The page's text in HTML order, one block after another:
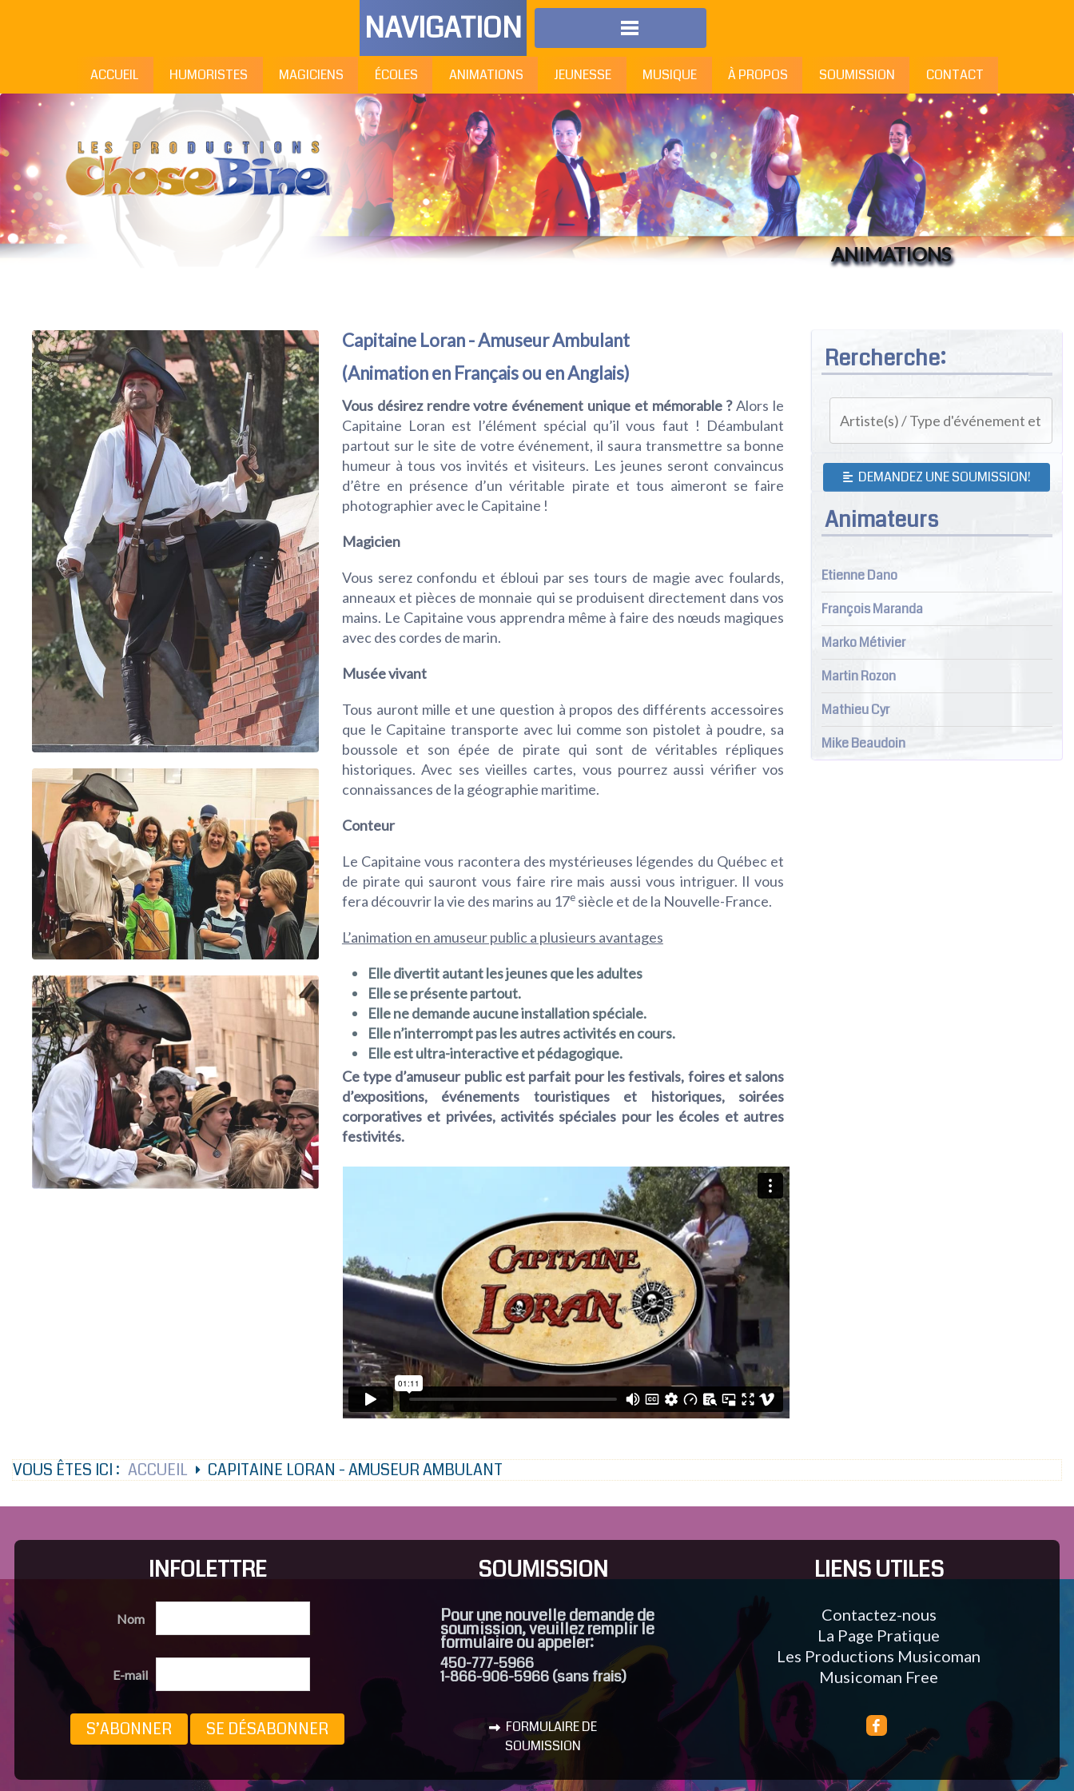
NAVIGATION
ACCUEIL HUMORISTES MAGICIENS ÉCOLES ANIMATIONS JEUNESSE MUSIQUE À PROPOS SOUMISSION CONTACT
ANIMATIONS
Capitaine Loran - Amuseur Ambulant
(Animation en Français ou en Anglais)
Vous désirez rendre votre événement unique et mémorable ?Alors le
Capitaine Loran est l’élément spécial qu’il vous faut ! Déambulant
partout sur le site de votre événement, il saura transmettre sa bonne
humeur à tous vos invités et visiteurs. Les jeunes seront convaincus
d’être en présence d’un véritable pirate et tous aimeront se faire
photographier avec le Capitaine !
Magicien
Vous serez confondu et ébloui par ses tours de magie avec foulards,
anneaux et pièces de monnaie qui se produisent directement dans vos
mains. Le Capitaine vous apprendra même à faire des nœuds magiques
avec des cordes de marin.
Musée vivant
Tous auront mille et une question à propos des différents accessoires
que le Capitaine transporte avec lui comme son pistolet à poudre, sa
boussole et son épée de pirate qui sont de véritables répliques
historiques. Avec ses vieilles cartes, vous pourrez aussi vérifier vos
connaissances de la géographie maritime.
Conteur
Le Capitaine vous racontera des mystérieuses légendes du Québec et
de pirate qui sauront vous faire rire mais aussi vous intriguer. Il vous
fera découvrir la vie des marins au 17esiècle et de la Nouvelle-France.
L’animation en amuseur public a plusieurs avantages
Elle divertit autant les jeunes que les adultes
Elle se présente partout.
Elle ne demande aucune installation spéciale.
Elle n’interrompt pas les autres activités en cours.
Elle est ultra-interactive et pédagogique.
Ce type d’amuseur public est parfait pour les festivals, foires et salons
d’expositions, événements touristiques et historiques, soirées
corporatives et privées, activités spéciales pour les écoles et autres
festivités.
Rercherche:
DEMANDEZ UNE SOUMISSION!
Animateurs
Etienne Dano
François Maranda
Marko Métivier
Martin Rozon
Mathieu Cyr
Mike Beaudoin
VOUS ÊTES ICI : ACCUEIL CAPITAINE LORAN - AMUSEUR AMBULANT
INFOLETTRE
Nom
E-mail
S’ABONNER SE DÉSABONNER
SOUMISSION
Pour une nouvelle demande de
soumission, veuillez remplir le
formulaire ou appeler:
450-777-5966
1-866-906-5966 (sans frais)
FORMULAIRE DE
SOUMISSION
LIENS UTILES
Contactez-nous
La Page Pratique
Les Productions Musicoman
Musicoman Free